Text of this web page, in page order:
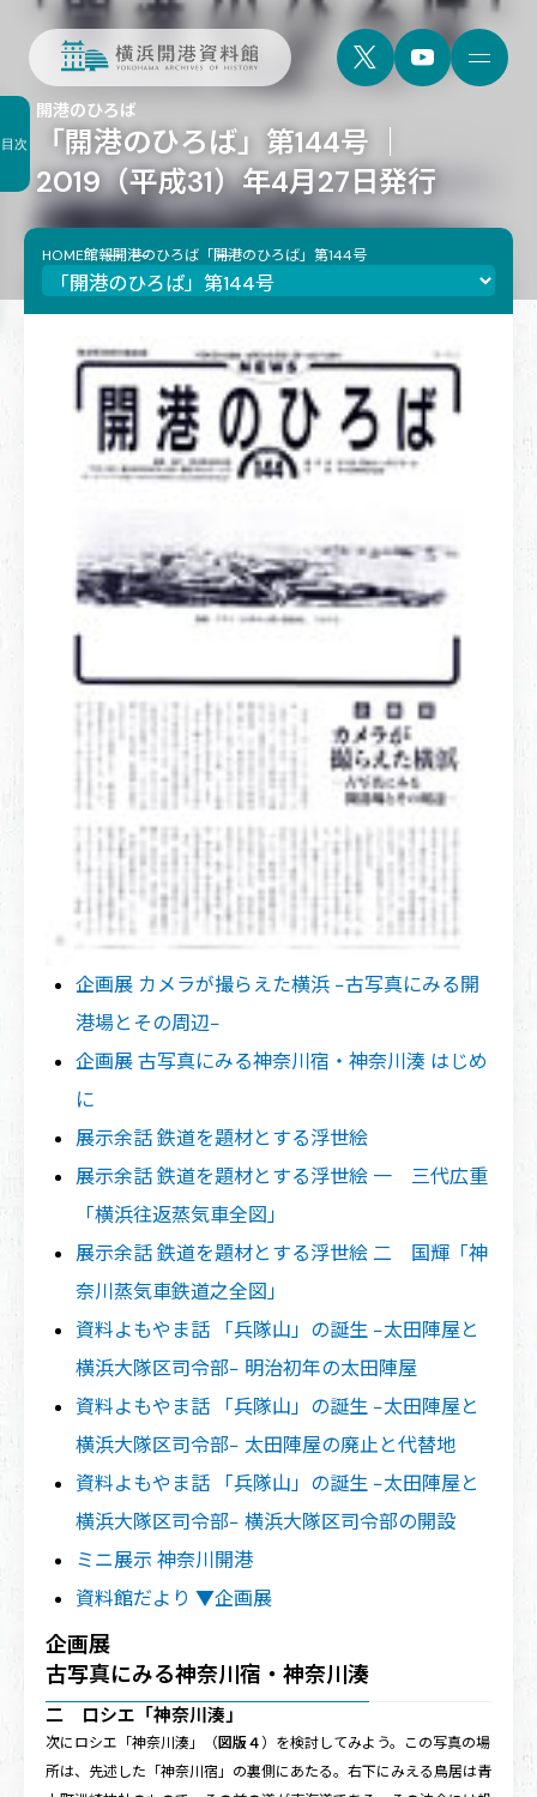
「開港のひろば」第144号 ｜
2019（平成31）年4月27日発行
開港のひろば
HOME館報開港のひろば 「開港のひろば」第144号
企画展 カメラが撮らえた横浜 −古写真にみる開
港場とその周辺−
企画展 古写真にみる神奈川宿・神奈川湊 はじめ
に
展示余話 鉄道を題材とする浮世絵
展示余話 鉄道を題材とする浮世絵 一 三代広重
「横浜往返蒸気車全図」
展示余話 鉄道を題材とする浮世絵 二 国輝「神
奈川蒸気車鉄道之全図」
資料よもやま話 「兵隊山」の誕生 −太田陣屋と
横浜大隊区司令部− 明治初年の太田陣屋
資料よもやま話 「兵隊山」の誕生 −太田陣屋と
横浜大隊区司令部− 太田陣屋の廃止と代替地
資料よもやま話 「兵隊山」の誕生 −太田陣屋と
横浜大隊区司令部− 横浜大隊区司令部の開設
ミニ展示 神奈川開港
資料館だより ▼企画展
企画展
古写真にみる神奈川宿・神奈川湊
二 ロシエ「神奈川湊」
次にロシエ「神奈川湊」（図版４）を検討してみよう。この写真の場
所は、先述した「神奈川宿」の裏側にあたる。右下にみえる鳥居は青
目次